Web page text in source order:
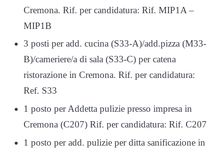
Cremona. Rif. per candidatura: Rif. MIP1A –
MIP1B
3 posti per add. cucina (S33-A)/add.pizza (M33-
B)/cameriere/a di sala (S33-C) per catena
ristorazione in Cremona. Rif. per candidatura:
Ref. S33
1 posto per Addetta pulizie presso impresa in
Cremona (C207) Rif. per candidatura: Rif. C207
1 posto per add. pulizie per ditta sanificazione in